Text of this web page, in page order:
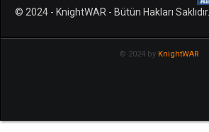
© 2024 - KnightWAR - Bütün Hakları Saklıdır.
© 2024 by KnightWAR